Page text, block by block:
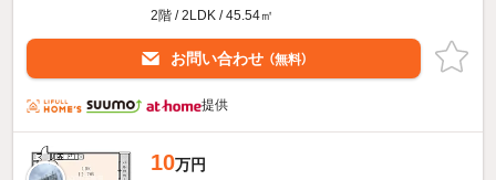
2階 / 2LDK / 45.54㎡
お問い合わせ （無料）
提供
10万円